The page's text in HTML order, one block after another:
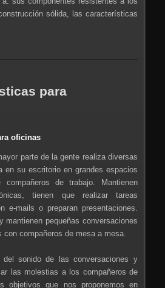
sólida, las características
para
oficinas
parte de la gente realiza diversas
en su escritorio en grandes espacios
compañeros de trabajo. Mantienen
tienen que realizar tareas
e-mails o preparan presentaciones.
mantienen pequeñas conversaciones
compañeros de mesa a mesa.
del sonido de las conversaciones y
las molestias a los compañeros de
objetivos que nos proponemos en